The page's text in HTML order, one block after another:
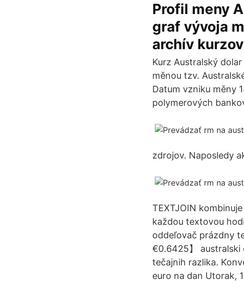
Profil meny
graf vývoja
archív
Kurz Australský
měnou tzv.
Datum vzniku měny
polymerových
zdrojov. Naposledy
TEXTJOIN
každou textovou
oddeľovač prázdny
€0.6425】 australski
tečajnih razlika.
euro na dan Utorak,